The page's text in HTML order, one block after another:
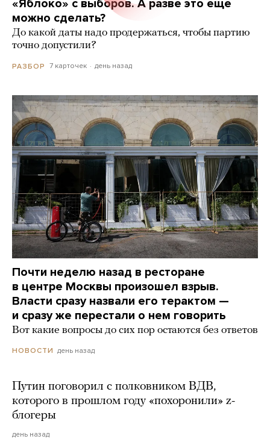
«Яблоко» с выборов. А разве это еще
можно сделать?
До какой даты надо продержаться, чтобы партию
точно допустили?
РАЗБОР 7 карточек день назад
Почти неделю назад в ресторане
в центре Москвы произошел взрыв.
Власти сразу назвали его терактом —
и сразу же перестали о нем говорить
Вот какие вопросы до сих пор остаются без ответов
НОВОСТИ день назад
Путин поговорил с полковником ВДВ,
которого в прошлом году «похоронили» z-
блогеры
день назад